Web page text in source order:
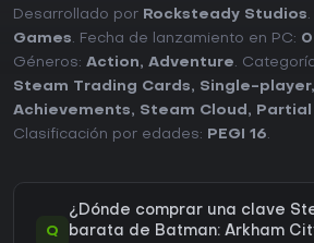
Desarrollado por Rocksteady Studios
Games. Fecha de lanzamiento en PC:
Géneros: Action, Adventure.
Steam Trading Cards, Single-player,
Achievements, Steam Cloud ,
Clasificación por edades:
PEGI 16.
Q
¿Dónde comprar una clave
barata de Batman: Arkham